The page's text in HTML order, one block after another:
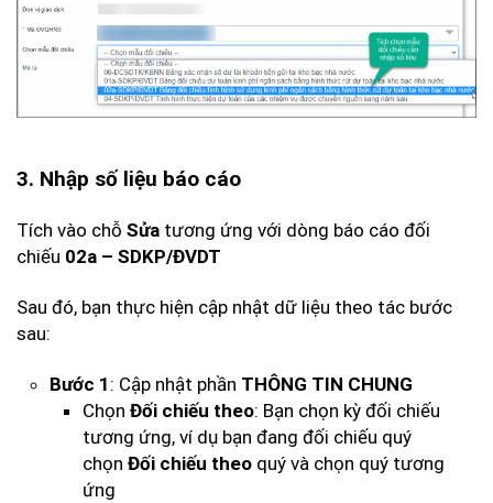
3. Nhập số liệu báo cáo
Tích vào chỗ Sửa tương ứng với dòng báo cáo đối
chiếu 02a – SDKP/ĐVDT
Sau đó, bạn thực hiện cập nhật dữ liệu theo tác bước
sau:
Bước 1 : Cập nhật phần THÔNG TIN CHUNG
Chọn Đối chiếu theo: Bạn chọn kỳ đối chiếu
tương ứng, ví dụ bạn đang đối chiếu quý
chọn Đối chiếu theo quý và chọn quý tương
ứng